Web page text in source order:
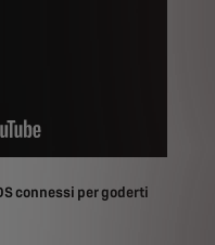
connessi per goderti